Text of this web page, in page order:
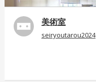
美術室
seiryoutarou2024